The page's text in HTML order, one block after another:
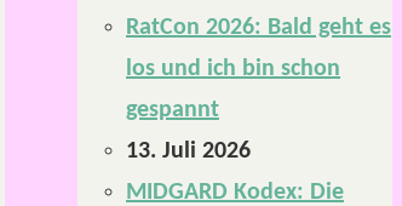
RatCon 2026: Bald geht es
los und ich bin schon
gespannt
13. Juli 2026
MIDGARD Kodex: Die